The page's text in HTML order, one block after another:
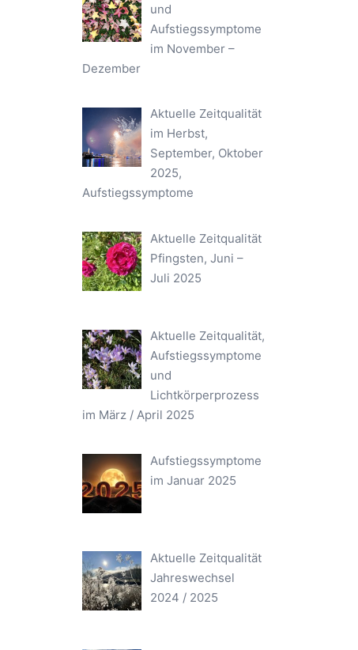
und
Aufstiegssymptome
im November –
Dezember
Aktuelle Zeitqualität
im Herbst,
September, Oktober
2025,
Aufstiegssymptome
Aktuelle Zeitqualität
Pfingsten, Juni –
Juli 2025
Aktuelle Zeitqualität,
Aufstiegssymptome
und
Lichtkörperprozess
im März / April 2025
Aufstiegssymptome
im Januar 2025
Aktuelle Zeitqualität
Jahreswechsel
2024 / 2025